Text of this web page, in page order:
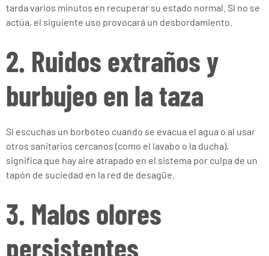
tarda varios minutos en recuperar su estado normal. Si no se
actúa, el siguiente uso provocará un desbordamiento.
2. Ruidos extraños y
burbujeo en la taza
Si escuchas un borboteo cuando se evacua el agua o al usar
otros sanitarios cercanos (como el lavabo o la ducha),
significa que hay aire atrapado en el sistema por culpa de un
tapón de suciedad en la red de desagüe.
3. Malos olores
persistentes